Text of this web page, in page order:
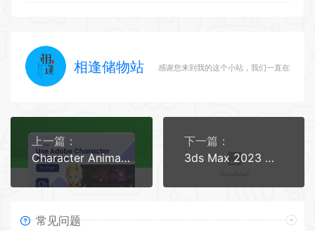
相逢储物站 感谢您来到我的这个小站，我们一直在路上
上一篇：
Character Animator 2023下载安装教程
下一篇：
3ds Max 2023 软件下载安装教程
常见问题